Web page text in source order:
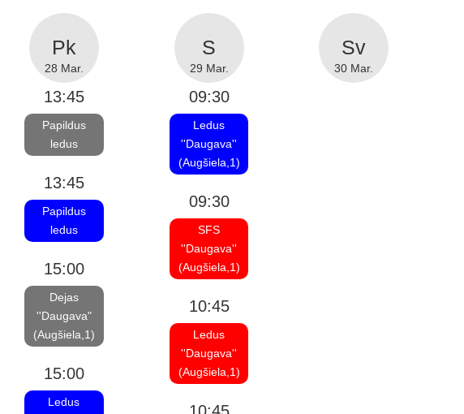
28 Mar.
13:45
Papildus
ledus
13:45
Papildus
ledus
15:00
Dejas
''Daugava"
(Augšiela,1)
15:00
Ledus
29 Mar.
09:30
Ledus
''Daugava''
(Augšiela,1)
09:30
SFS
''Daugava''
(Augšiela,1)
10:45
Ledus
''Daugava''
(Augšiela,1)
30 Mar.